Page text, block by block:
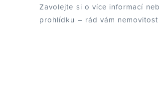
Zavolejte si o více informací
prohlídku – rád vám